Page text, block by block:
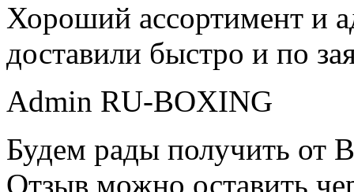
Хороший ассортимент и
доставили быстро и по
Admin RU-BOXING
Будем рады получить от
Отзыв можно оставить